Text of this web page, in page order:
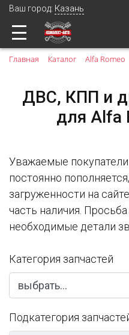
Ваш город: Казань
Главная Каталог Alfa Romeo
ДВС, КПП и
для Alfa
Уважаемые
постоянно
загруженности на
часть наличия.
необходимые детали
Категория запчастей
Подкатегория